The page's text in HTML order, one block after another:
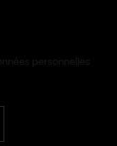
personnelles